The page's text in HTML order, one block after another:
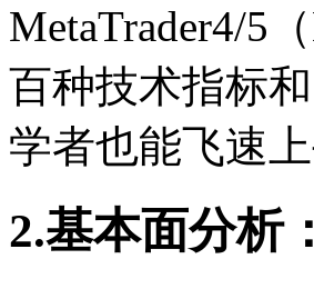
MetaTrader4/5
百种技术指标
学者也能飞速上
2.基本面分析